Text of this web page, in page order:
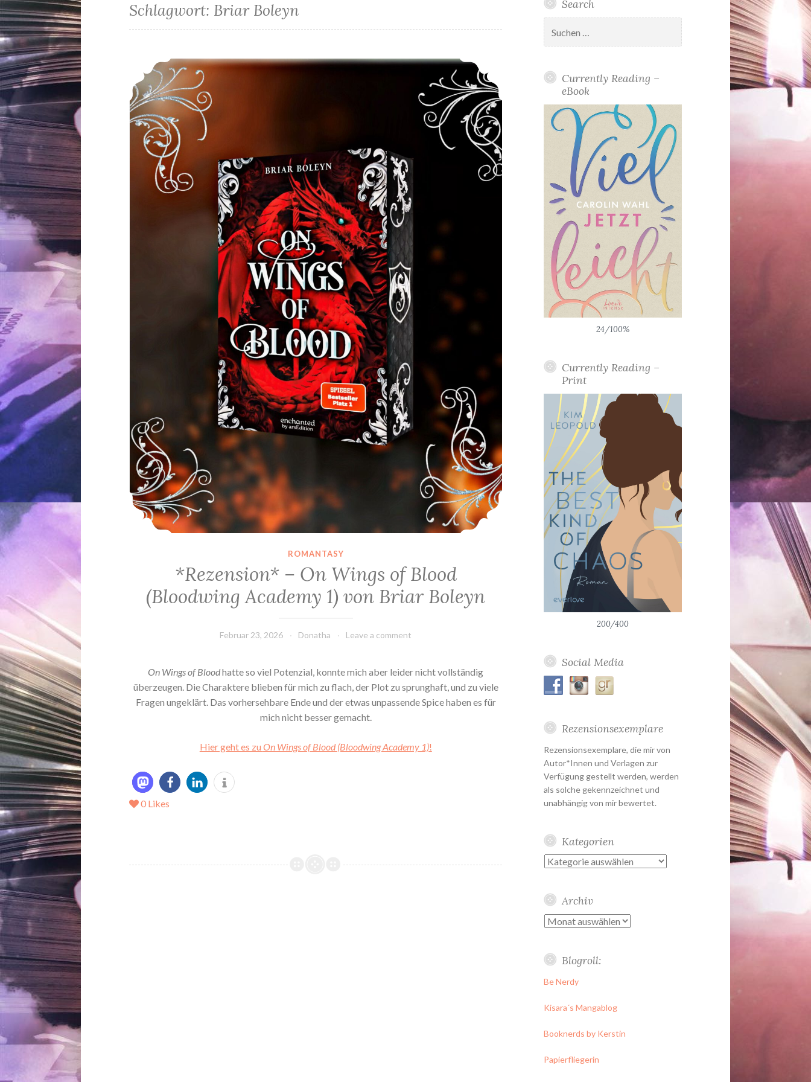
Schlagwort: Briar Boleyn
*Rezension* – On Wings of Blood (Bloodwing Academy 1) von Briar Boleyn
ROMANTASY
*Rezension* – On Wings of Blood
(Bloodwing Academy 1) von Briar Boleyn
Februar 23, 2026 Donatha Leave a comment
On Wings of Bloodhatte so viel Potenzial, konnte mich aber leider nicht vollständig
überzeugen. Die Charaktere blieben für mich zu flach, der Plot zu sprunghaft, und zu viele
Fragen ungeklärt. Das vorhersehbare Ende und der etwas unpassende Spice haben es für
mich nicht besser gemacht.
Hier geht es zu On Wings of Blood (Bloodwing Academy 1)!
0 Likes
Search
nach:
Currently Reading –
eBook
24/100%
Currently Reading –
Print
200/400
Social Media
Rezensionsexemplare
Rezensionsexemplare, die mir von
Autor*Innen und Verlagen zur
Verfügung gestellt werden, werden
als solche gekennzeichnet und
unabhängig von mir bewertet.
Kategorien
Kategorien
Archiv
Archiv
Blogroll:
Be Nerdy
Kisara´s Mangablog
Booknerds by Kerstin
Papierfliegerin